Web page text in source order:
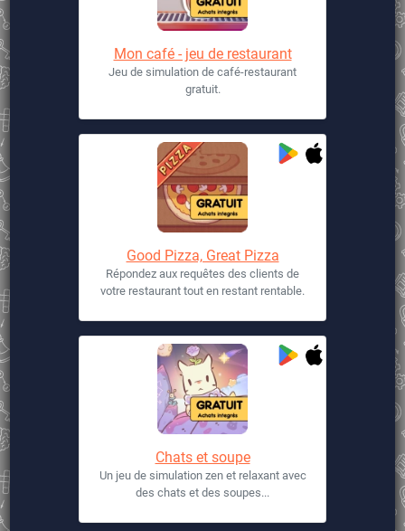
Mon café - jeu de restaurant
Jeu de simulation de café-restaurant
gratuit.
Good Pizza, Great Pizza
Répondez aux requêtes des clients de
votre restaurant tout en restant rentable.
Chats et soupe
Un jeu de simulation zen et relaxant avec
des chats et des soupes...